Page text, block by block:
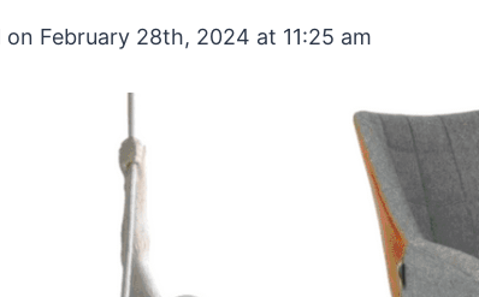
February 28th, 2024 at 11:25 am